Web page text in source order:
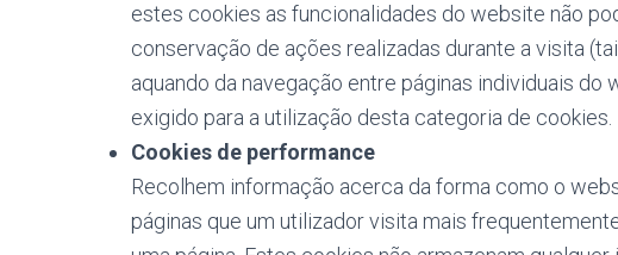
estes cookies as funcionalidades do website não
conservação de ações realizadas durante a visita
aquando da navegação entre páginas individuais do
exigido para a utilização desta categoria de cookies.
Cookies de performance
Recolhem informação acerca da forma como o
páginas que um utilizador visita mais